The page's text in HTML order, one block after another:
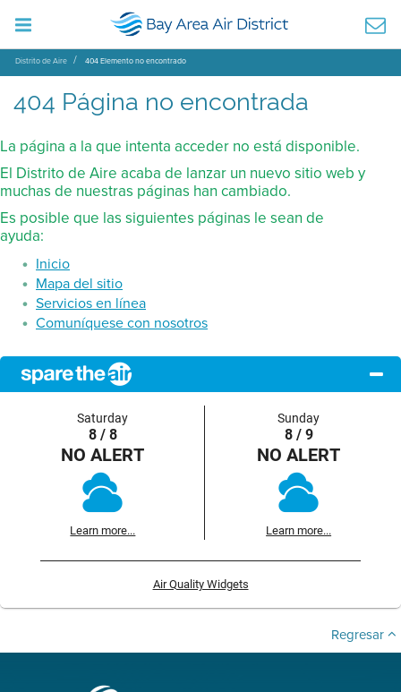
Distrito de Aire 404 Elemento no encontrado
404 Página no encontrada
La página a la que intenta acceder no está disponible.
El Distrito de Aire acaba de lanzar un nuevo sitio web y
muchas de nuestras páginas han cambiado.
Es posible que las siguientes páginas le sean de
ayuda:
Inicio
Mapa del sitio
Servicios en línea
Comuníquese con nosotros
Saturday
8 / 8
NO ALERT
Learn more...
Sunday
8 / 9
NO ALERT
Learn more...
Air Quality Widgets
Regresar